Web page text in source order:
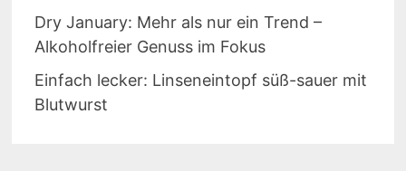
Dry January: Mehr als nur ein Trend –
Alkoholfreier Genuss im Fokus
Einfach lecker: Linseneintopf süß-sauer mit
Blutwurst